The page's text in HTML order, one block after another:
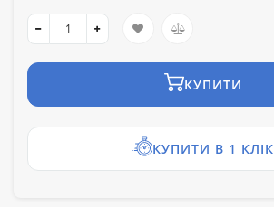
КУПИТИ
КУПИТИ В 1 КЛІК